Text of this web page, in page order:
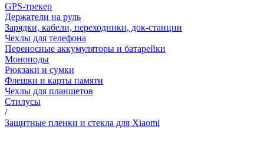
GPS-трекер
Держатели на руль
Зарядки, кабели, переходники, док-станции
Чехлы для телефона
Переносные аккумуляторы и батарейки
Моноподы
Рюкзаки и сумки
Флешки и карты памяти
Чехлы для планшетов
Стилусы
/
Защитные пленки и стекла для Xiaomi